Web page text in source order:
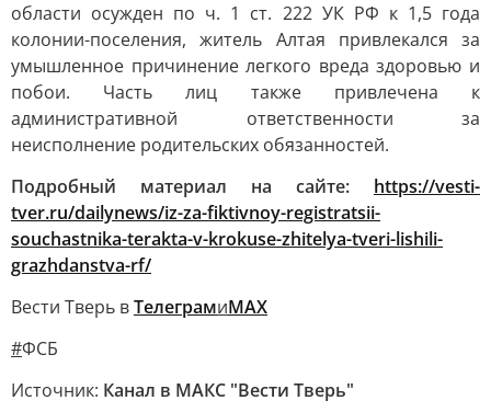
области осужден по ч. 1 ст. 222 УК РФ к 1,5 года
колонии-поселения, житель Алтая привлекался за
умышленное причинение легкого вреда здоровью и
побои. Часть лиц также привлечена к
административной ответственности за
неисполнение родительских обязанностей.
Подробный материал на сайте: https://vesti-
tver.ru/dailynews/iz-za-fiktivnoy-registratsii-
souchastnika-terakta-v-krokuse-zhitelya-tveri-lishili-
grazhdanstva-rf/
Вести Тверь вТелеграмиМАХ
#ФСБ
Источник: Канал в МАКС "Вести Тверь"